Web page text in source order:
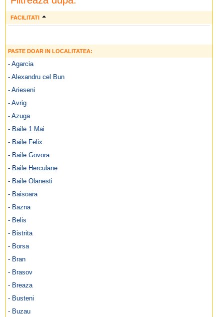
FACILITATI
PASTE DOAR IN LOCALITATEA:
- Agarcia
- Alexandru cel Bun
- Arieseni
- Avrig
- Azuga
- Baile 1 Mai
- Baile Felix
- Baile Govora
- Baile Herculane
- Baile Olanesti
- Baisoara
- Bazna
- Belis
- Bistrita
- Borsa
- Bran
- Brasov
- Breaza
- Busteni
- Buzau